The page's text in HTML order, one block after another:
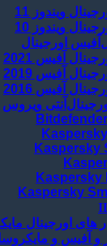
ویندوز 11
ویندوز 10
آفیس اورجینال
آفیس 2021
آفیس 2019
آفیس 2016
آنتی ویروس
Kaspersky
Kaspersky
Kaspersky